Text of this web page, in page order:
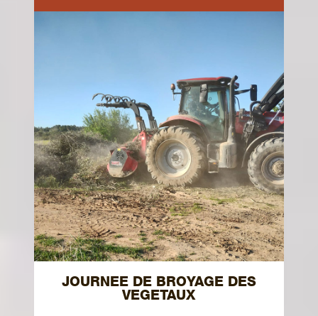
JOURNEE DE BROYAGE DES
VEGETAUX